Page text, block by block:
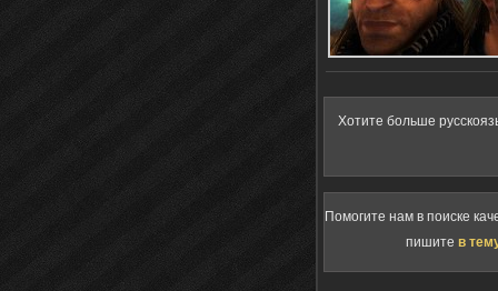
Хотите больше
Помогите нам в поиске
пишите в